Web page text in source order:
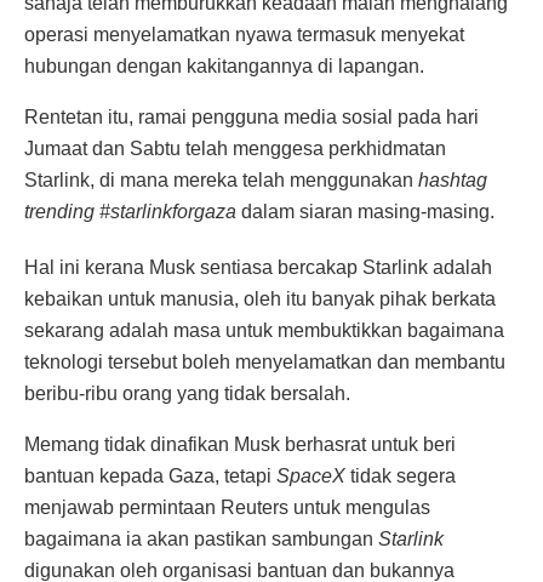
operasi menyelamatkan nyawa termasuk menyekat
hubungan dengan kakitangannya di lapangan.
Rentetan itu, ramai pengguna media sosial pada hari
Jumaat dan Sabtu telah menggesa perkhidmatan
Starlink, di mana mereka telah menggunakan hashtag
trending #starlinkforgaza dalam siaran masing-masing.
Hal ini kerana Musk sentiasa bercakap Starlink adalah
kebaikan untuk manusia, oleh itu banyak pihak berkata
sekarang adalah masa untuk membuktikkan bagaimana
teknologi tersebut boleh menyelamatkan dan membantu
beribu-ribu orang yang tidak bersalah.
Memang tidak dinafikan Musk berhasrat untuk beri
bantuan kepada Gaza, tetapi SpaceX tidak segera
menjawab permintaan Reuters untuk mengulas
bagaimana ia akan pastikan sambungan Starlink
digunakan oleh organisasi bantuan dan bukannya